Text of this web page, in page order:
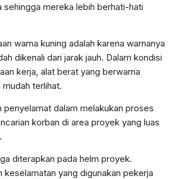
sehingga mereka lebih berhati-hati
warna kuning adalah karena warnanya
dikenali dari jarak jauh. Dalam kondisi
kerja, alat berat yang berwarna
terlihat.
penyelamat dalam melakukan proses
korban di area proyek yang luas
diterapkan pada helm proyek.
keselamatan yang digunakan pekerja